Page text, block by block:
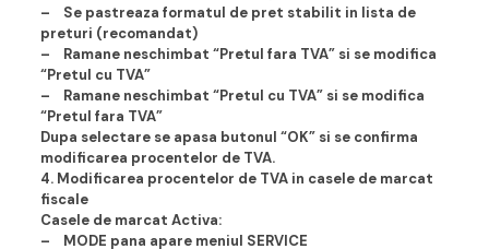
– Se pastreaza formatul de pret stabilit in lista de
preturi (recomandat)
– Ramane neschimbat “Pretul fara TVA” si se modifica
“Pretul cu TVA”
– Ramane neschimbat “Pretul cu TVA” si se modifica
“Pretul fara TVA”
Dupa selectare se apasa butonul “OK” si se confirma
modificarea procentelor de TVA.
4. Modificarea procentelor de TVA in casele de marcat
fiscale
Casele de marcat Activa:
– MODE pana apare meniul SERVICE